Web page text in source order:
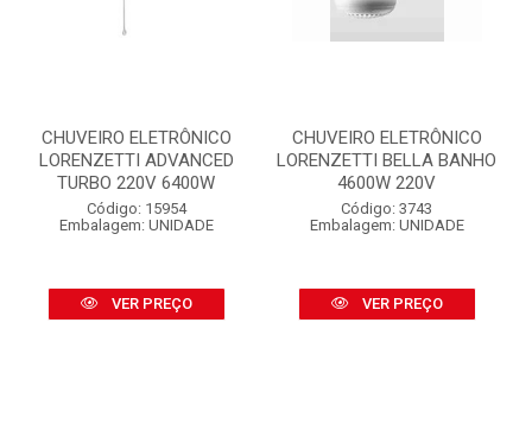
CHUVEIRO ELETRÔNICO
LORENZETTI ADVANCED
TURBO 220V 6400W
Código: 15954
Embalagem: UNIDADE
VER PREÇO
CHUVEIRO ELETRÔNICO
LORENZETTI BELLA BANHO
4600W 220V
Código: 3743
Embalagem: UNIDADE
VER PREÇO